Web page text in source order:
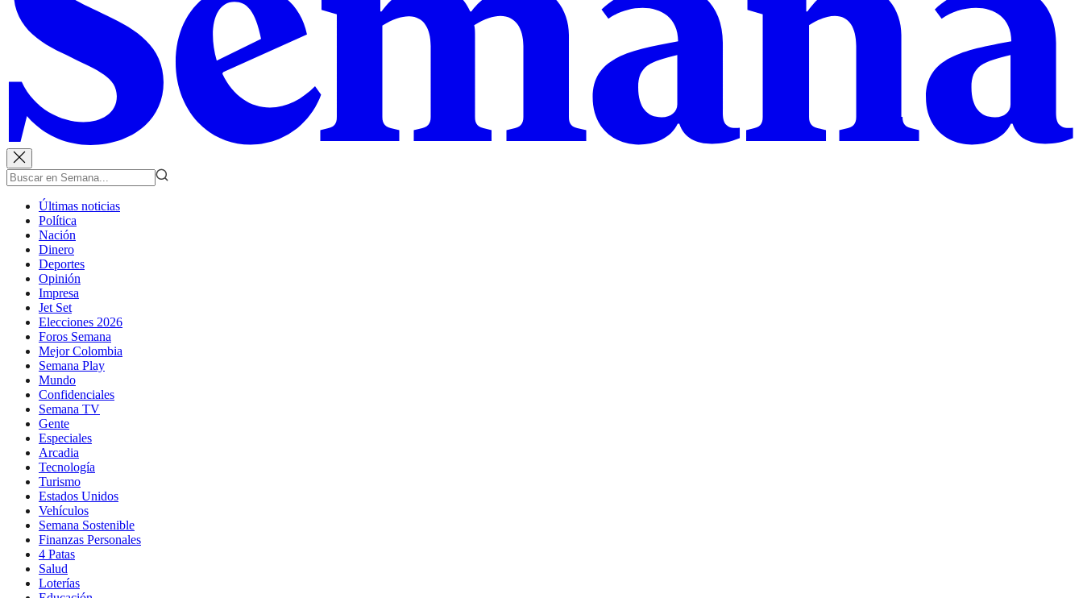
Últimas noticias
Política
Nación
Dinero
Deportes
Opinión
Impresa
Jet Set
Elecciones 2026
Foros Semana
Mejor Colombia
Semana Play
Mundo
Confidenciales
Semana TV
Gente
Especiales
Arcadia
Tecnología
Turismo
Estados Unidos
Vehículos
Semana Sostenible
Finanzas Personales
4 Patas
Salud
Loterías